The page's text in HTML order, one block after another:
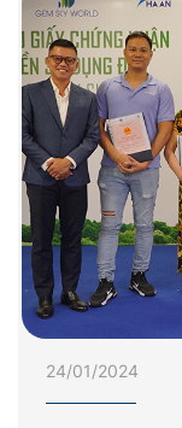
24/01/2024